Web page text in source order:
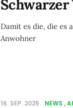
Schwarzer
Damit es die, die es
Anwohner
16. SEP. 2025 NEWS